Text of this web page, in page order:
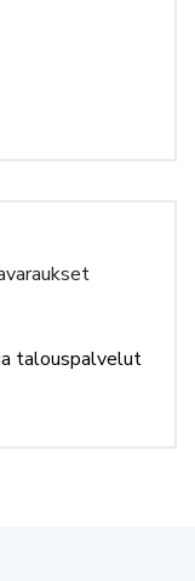
talouspalvelut